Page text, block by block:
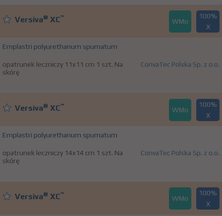
Versiva® XC™ WMo
100%
X
Emplastri polyurethanum spumatum
opatrunek leczniczy 11x11 cm 1 szt. Na
skórę
ConvaTec Polska Sp. z o.o.
Versiva® XC™ WMo
100%
X
Emplastri polyurethanum spumatum
opatrunek leczniczy 14x14 cm 1 szt. Na
skórę
ConvaTec Polska Sp. z o.o.
Versiva® XC™ WMo
100%
X